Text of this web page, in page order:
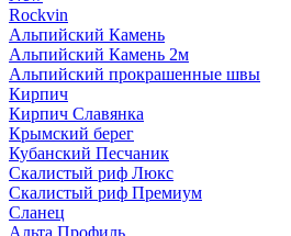
Rockvin
Альпийский Камень
Альпийский Камень 2м
Альпийский прокрашенные швы
Кирпич
Кирпич Славянка
Крымский берег
Кубанский Песчаник
Скалистый риф Люкс
Скалистый риф Премиум
Сланец
Альта Профиль